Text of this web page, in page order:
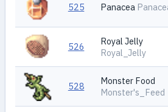
525 Panacea
526
Royal Jelly
Royal_Jelly
528
Monster Food
Monster's_Feed